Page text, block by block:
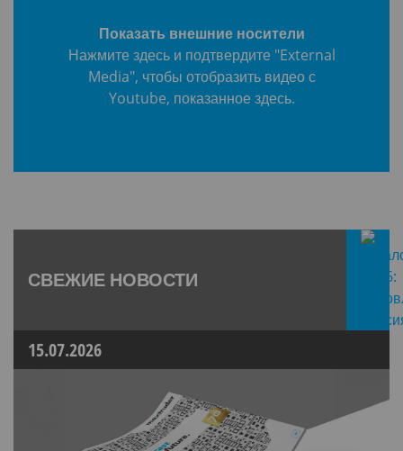
Показать внешние носители
Нажмите здесь и подтвердите "External
Media", чтобы отобразить видео с
Youtube, показанное здесь.
СВЕЖИЕ НОВОСТИ
15.07.2026